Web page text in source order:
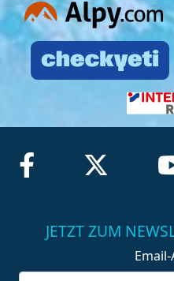
JETZT ZUM